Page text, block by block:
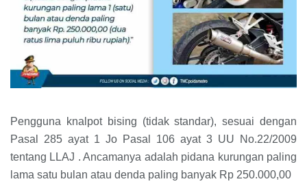
Pengguna knalpot bising (tidak standar), sesuai dengan
Pasal 285 ayat 1 Jo Pasal 106 ayat 3 UU No.22/2009
tentang LLAJ . Ancamanya adalah pidana kurungan paling
lama satu bulan atau denda paling banyak Rp 250.000,00